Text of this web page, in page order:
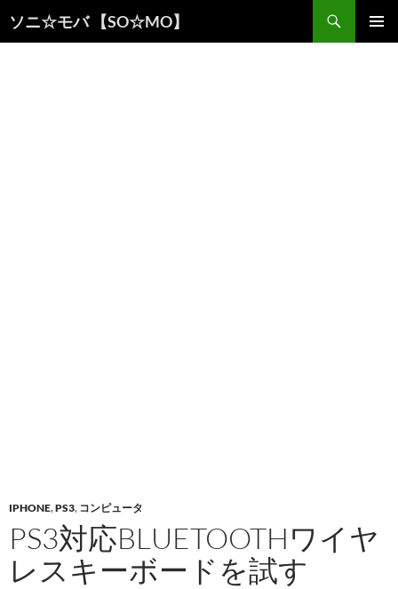
ソニ☆モバ 【SO☆MO】
索
IPHONE,PS3, コンピュータ
PS3対応BLUETOOTHワイヤ
レスキーボードを試す